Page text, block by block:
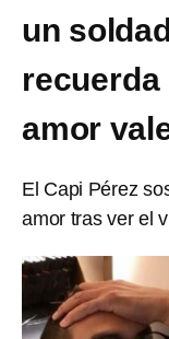
un
amor
El Capi Pérez
amor tras ver el